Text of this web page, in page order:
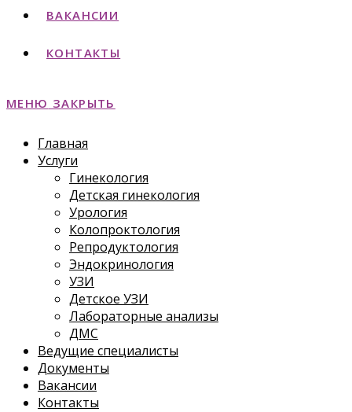
ВАКАНСИИ
КОНТАКТЫ
МЕНЮ ЗАКРЫТЬ
Главная
Услуги
Гинекология
Детская гинекология
Урология
Колопроктология
Репродуктология
Эндокринология
УЗИ
Детское УЗИ
Лабораторные анализы
ДМС
Ведущие специалисты
Документы
Вакансии
Контакты